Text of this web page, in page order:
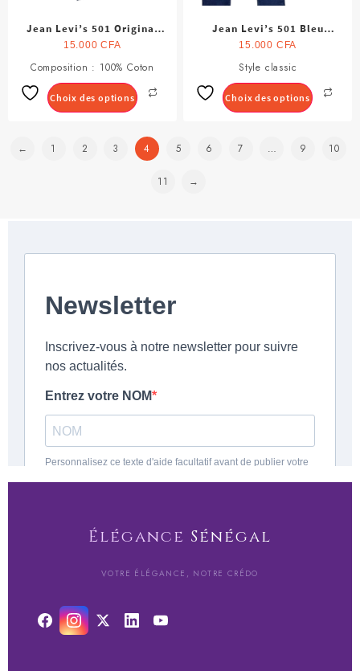
Jean Levi’s 501 Original
pour Homme
15.000CFA
Composition : 100% Coton
Choix des options
Ce
produit
a
variations.
la
produit
Jean Levi’s 501 Bleu
Original Homme
15.000 CFA
Style classic
Choix des options
Ce
produit
a
Les
la
← 1 2 3 4 5 6 7 … 9 10
11 →
Élégance Sénégal
VOTRE ÉLÉGANCE, NOTRE CRÉDO